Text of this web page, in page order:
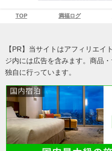
TOP 満福ログ
【PR】当サイトはアフィリエイ
ジ内には広告を含みます。商品
独自に行っています。